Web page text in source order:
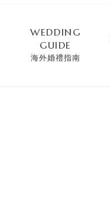
WEDDING
GUIDE
海外婚禮指南